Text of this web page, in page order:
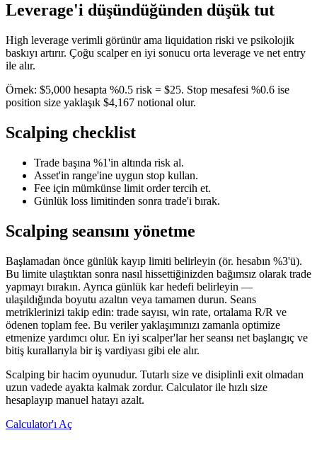
Leverage'i düşündüğünden düşük tut
High leverage verimli görünür ama liquidation riski ve psikolojik
baskıyı artırır. Çoğu scalper en iyi sonucu orta leverage ve net entry
ile alır.
Örnek: $5,000 hesapta %0.5 risk = $25. Stop mesafesi %0.6 ise
position size yaklaşık $4,167 notional olur.
Scalping checklist
Trade başına %1'in altında risk al.
Asset'in range'ine uygun stop kullan.
Fee için mümkünse limit order tercih et.
Günlük loss limitinden sonra trade'i bırak.
Scalping seansını yönetme
Başlamadan önce günlük kayıp limiti belirleyin (ör. hesabın %3'ü).
Bu limite ulaştıktan sonra nasıl hissettiğinizden bağımsız olarak trade
yapmayı bırakın. Ayrıca günlük kar hedefi belirleyin —
ulaşıldığında boyutu azaltın veya tamamen durun. Seans
metriklerinizi takip edin: trade sayısı, win rate, ortalama R/R ve
ödenen toplam fee. Bu veriler yaklaşımınızı zamanla optimize
etmenize yardımcı olur. En iyi scalper'lar her seansı net başlangıç ve
bitiş kurallarıyla bir iş vardiyası gibi ele alır.
Scalping bir hacim oyunudur. Tutarlı size ve disiplinli exit olmadan
uzun vadede ayakta kalmak zordur. Calculator ile hızlı size
hesaplayıp manuel hatayı azalt.
Calculator'ı Aç